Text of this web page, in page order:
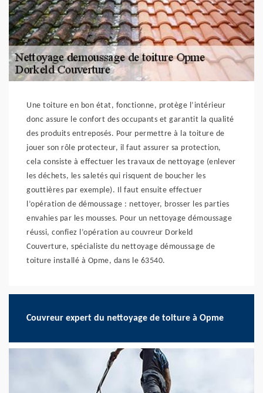
Une toiture en bon état, fonctionne, protège l’intérieur
donc assure le confort des occupants et garantit la qualité
des produits entreposés. Pour permettre à la toiture de
jouer son rôle protecteur, il faut assurer sa protection,
cela consiste à effectuer les travaux de nettoyage (enlever
les déchets, les saletés qui risquent de boucher les
gouttières par exemple). Il faut ensuite effectuer
l’opération de démoussage : nettoyer, brosser les parties
envahies par les mousses. Pour un nettoyage démoussage
réussi, confiez l’opération au couvreur Dorkeld
Couverture, spécialiste du nettoyage démoussage de
toiture installé à Opme, dans le 63540.
Couvreur expert du nettoyage de toiture à Opme